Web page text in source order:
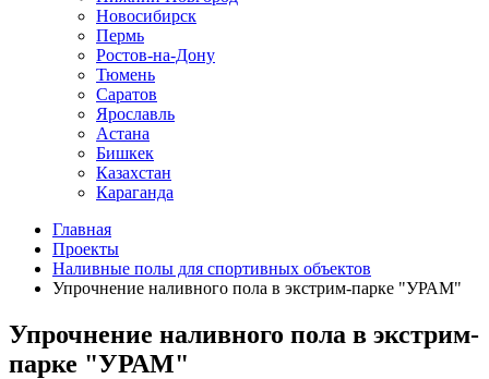
Новосибирск
Пермь
Ростов-на-Дону
Тюмень
Саратов
Ярославль
Астана
Бишкек
Казахстан
Караганда
Главная
Проекты
Наливные полы для спортивных объектов
Упрочнение наливного пола в экстрим-парке "УРАМ"
Упрочнение наливного пола в экстрим-
парке "УРАМ"